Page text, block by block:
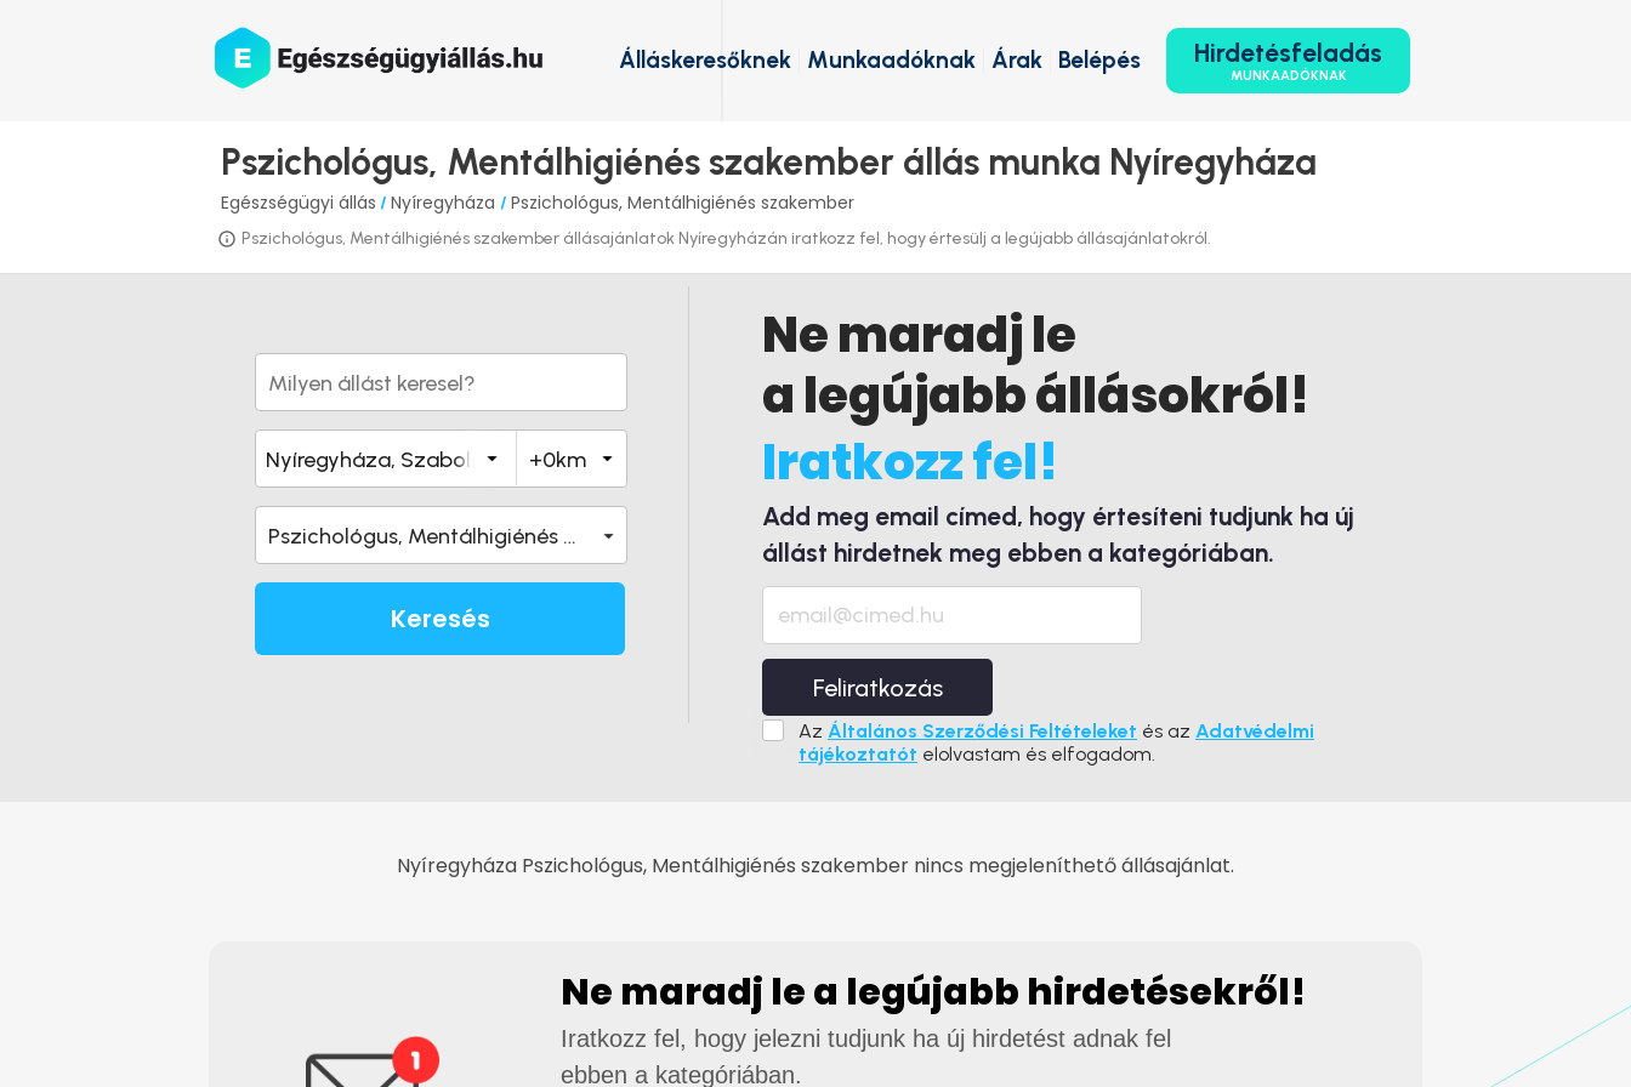
Hirdetésfeladás
MUNKAADÓKNAK
Belépés
Árak
Munkaadóknak
Álláskeresőknek
Pszichológus, Mentálhigiénés szakember állás munka Nyíregyháza
Egészségügyi állás / Nyíregyháza / Pszichológus, Mentálhigiénés szakember
Pszichológus, Mentálhigiénés szakember állásajánlatok Nyíregyházán iratkozz fel, hogy értesülj a legújabb állásajánlatokról.
Pszichológus, Mentálhigiénés szakember
Keresés
Ne maradj le
a legújabb állásokról!
Iratkozz fel!
Add meg email címed, hogy értesíteni tudjunk ha új
állást hirdetnek meg ebben a kategóriában.
Feliratkozás
Az Általános Szerződési Feltételeket és az Adatvédelmi
tájékoztatót elolvastam és elfogadom.
Nyíregyháza Pszichológus, Mentálhigiénés szakember nincs megjeleníthető állásajánlat.
Ne maradj le a legújabb hirdetésekről!
Iratkozz fel, hogy jelezni tudjunk ha új hirdetést adnak fel
ebben a kategóriában.